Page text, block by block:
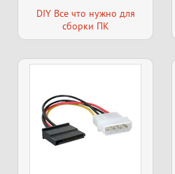
DIY Все что нужно для
сборки ПК